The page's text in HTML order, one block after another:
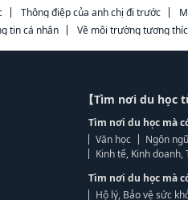
Thông điệp của anh chị đi trước
tin cá nhân Về môi trường tương
【Tìm nơi du học
Tìm nơi du học mà
Văn học
Ngôn
Kinh tế, Kinh
Tìm nơi du học mà
Hộ lý, Bảo vệ sức